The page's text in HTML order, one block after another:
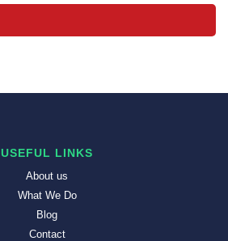
USEFUL LINKS
About us
What We Do
Blog
Contact